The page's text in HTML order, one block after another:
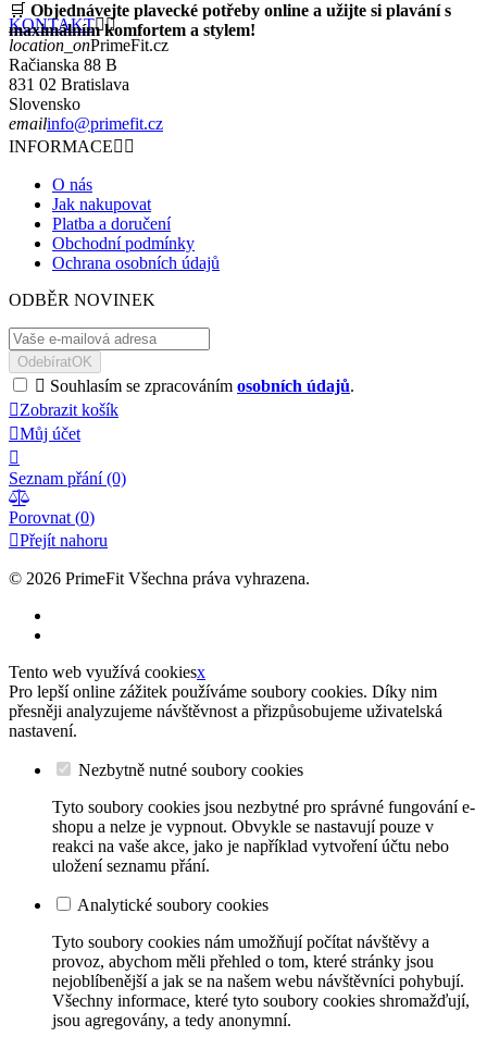
🛒 Objednávejte plavecké potřeby online a užijte si plavání s
maximálním komfortem a stylem!
KONTAKT
location_onPrimeFit.cz
Račianska 88 B
831 02 Bratislava
Slovensko
emailinfo@primefit.cz
INFORMACE 
O nás
Jak nakupovat
Platba a doručení
Obchodní podmínky
Ochrana osobních údajů
ODBĚR NOVINEK
OdebíratOK
 Souhlasím se zpracováním osobních údajů.
Zobrazit košík
Můj účet

Seznam přání (0)

Porovnat (0)
Přejít nahoru
© 2026 PrimeFit Všechna práva vyhrazena.
Tento web využívá cookiesx
Pro lepší online zážitek používáme soubory cookies. Díky nim
přesněji analyzujeme návštěvnost a přizpůsobujeme uživatelská
nastavení.
Nezbytně nutné soubory cookies
Tyto soubory cookies jsou nezbytné pro správné fungování e-
shopu a nelze je vypnout. Obvykle se nastavují pouze v
reakci na vaše akce, jako je například vytvoření účtu nebo
uložení seznamu přání.
Analytické soubory cookies
Tyto soubory cookies nám umožňují počítat návštěvy a
provoz, abychom měli přehled o tom, které stránky jsou
nejoblíbenější a jak se na našem webu návštěvníci pohybují.
Všechny informace, které tyto soubory cookies shromažďují,
jsou agregovány, a tedy anonymní.